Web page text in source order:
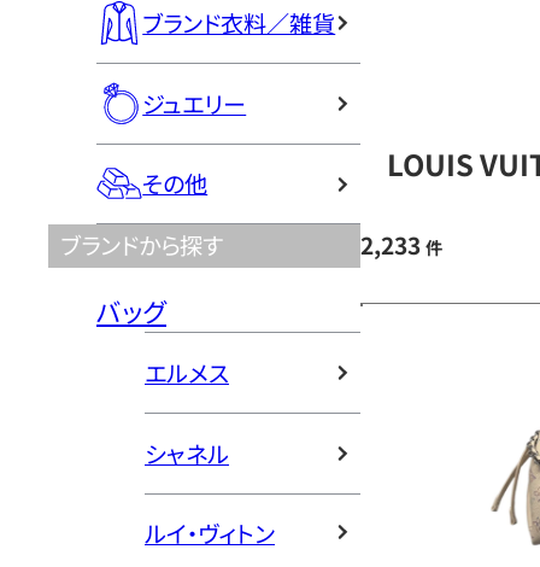
ブランド衣料／雑貨
ジュエリー
その他
ブランドから探す
バッグ
エルメス
シャネル
ルイ・ヴィトン
LOUIS
2,233 件